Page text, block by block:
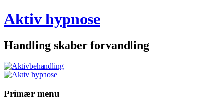
Aktiv hypnose
Handling skaber forvandling
Primær menu